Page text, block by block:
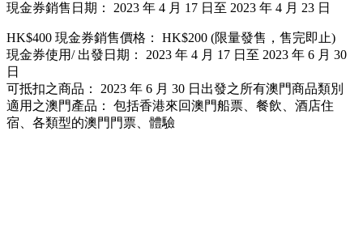
現金券銷售日期： 2023 年 4 月 17 日至 2023 年 4 月 23 日
HK$400 現金券銷售價格： HK$200 (限量發售，售完即止)
現金券使用/ 出發日期： 2023 年 4 月 17 日至 2023 年 6 月 30
日
可抵扣之商品： 2023 年 6 月 30 日出發之所有澳門商品類別
適用之澳門產品： 包括香港來回澳門船票、餐飲、酒店住
宿、各類型的澳門門票、體驗